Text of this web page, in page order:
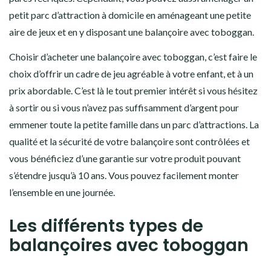
petit parc d’attraction à domicile en aménageant une petite
aire de jeux et en y disposant une balançoire avec toboggan.
Choisir d’acheter une balançoire avec toboggan, c’est faire le
choix d’offrir un cadre de jeu agréable à votre enfant, et à un
prix abordable. C’est là le tout premier intérêt si vous hésitez
à sortir ou si vous n’avez pas suffisamment d’argent pour
emmener toute la petite famille dans un parc d’attractions. La
qualité et la sécurité de votre balançoire sont contrôlées et
vous bénéficiez d’une garantie sur votre produit pouvant
s’étendre jusqu’à 10 ans. Vous pouvez facilement monter
l’ensemble en une journée.
Les différents types de
balançoires avec toboggan